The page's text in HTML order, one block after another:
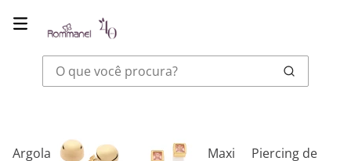
O que você procura?
Argola Maxi
Piercing de